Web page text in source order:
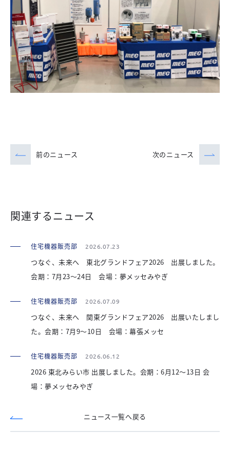
前のニュース 次のニュース
関連するニュース
住宅機器販売部 2026.07.23
つなぐ、未来へ 東北グランドフェア2026 出展しました。
会期：7月23～24日 会場：夢メッセみやぎ
住宅機器販売部 2026.07.09
つなぐ、未来へ 関東グランドフェア2026 出展いたしまし
た。会期：7月9～10日 会場：幕張メッセ
住宅機器販売部 2026.06.12
2026 東北みらい市 出展しました。会期：6月12～13日 会
場：夢メッセみやぎ
ニュース一覧へ戻る